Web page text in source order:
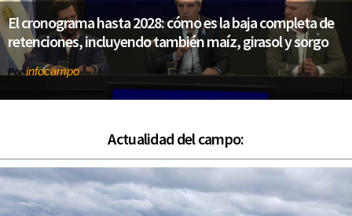
El cronograma hasta 2028: cómo es la baja completa de
retenciones, incluyendo también maíz, girasol y sorgo
Porinfocampo
Actualidad del campo: